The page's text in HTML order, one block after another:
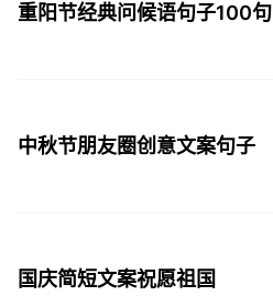
重阳节经典问候语句子100句
中秋节朋友圈创意文案句子
国庆简短文案祝愿祖国